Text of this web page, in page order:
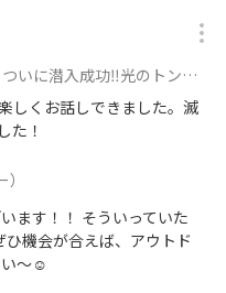
トンネルに吸い込まれに行こう✨【午後】に参加
しくお話しできました。滅
た！
ます！！ そういっていた
機会が合えば、アウトド
い〜☺️